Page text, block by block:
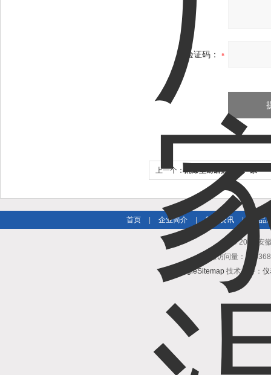
验证码：
上一个：隔爆型耐磨热电偶厂家
首页 企业简介 新闻资讯 | 产品
© 2018 安
总访问量：
GoogleSitemap技术支持： 仪